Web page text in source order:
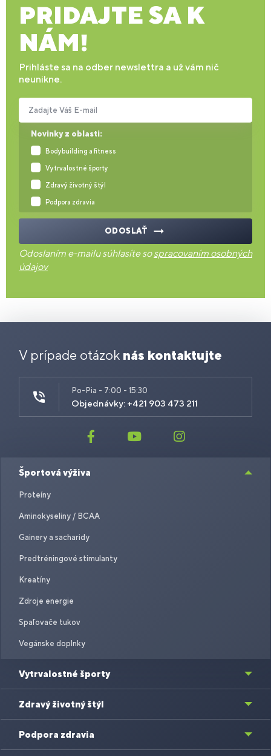
PRIDAJTE SA K
NÁM!
Prihláste sa na odber newslettra a už vám nič
neunikne.
Novinky z oblasti:
Bodybuilding a fitness
Vytrvalostné športy
Zdravý životný štýl
Podpora zdravia
Zadajte Váš E-mail
ODOSLAŤ
Odoslaním e-mailu súhlasíte sospracovaním osobných
údajov
V prípade otázok nás kontaktujte
Po-Pia - 7:00 - 15:30
Objednávky: +421 903 473 211
Športová výživa
Proteíny
Aminokyseliny / BCAA
Gainery a sacharidy
Predtréningové stimulanty
Kreatíny
Zdroje energie
Spaľovače tukov
Vegánske doplnky
Vytrvalostné športy
Zdravý životný štýl
Podpora zdravia